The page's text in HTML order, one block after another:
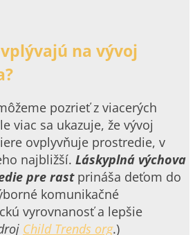
na vývoj
pozrieť z viacerých
viac sa ukazuje, že vývoj
ovplyvňuje prostredie, v
najbližší. Láskyplná výchova
pre rastprináša deťom do
komunikačné
vyrovnanosť a lepšie
Child Trends org.)